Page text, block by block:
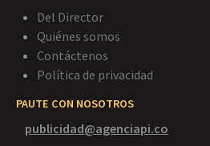
Del Director
Quiénes somos
Contáctenos
Política de privacidad
PAUTE CON NOSOTROS
publicidad@agenciapi.co